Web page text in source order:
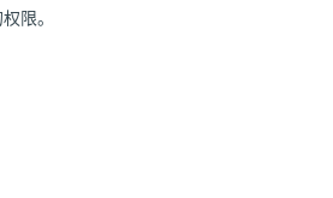
限。